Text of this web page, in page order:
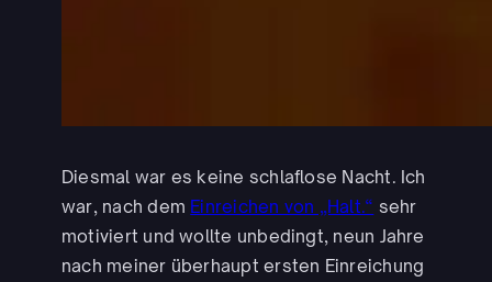
Diesmal war es keine schlaflose Nacht. Ich
war, nach dem Einreichen von „Halt.“ sehr
motiviert und wollte unbedingt, neun Jahre
nach meiner überhaupt ersten Einreichung